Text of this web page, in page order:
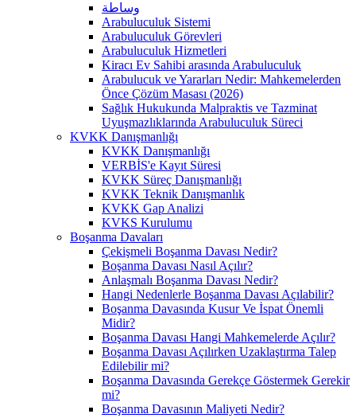
وساطة
Arabuluculuk Sistemi
Arabuluculuk Görevleri
Arabuluculuk Hizmetleri
Kiracı Ev Sahibi arasında Arabuluculuk
Arabulucuk ve Yararları Nedir: Mahkemelerden
Önce Çözüm Masası (2026)
Sağlık Hukukunda Malpraktis ve Tazminat
Uyuşmazlıklarında Arabuluculuk Süreci
KVKK Danışmanlığı
KVKK Danışmanlığı
VERBİS'e Kayıt Süresi
KVKK Süreç Danışmanlığı
KVKK Teknik Danışmanlık
KVKK Gap Analizi
KVKS Kurulumu
Boşanma Davaları
Çekişmeli Boşanma Davası Nedir?
Boşanma Davası Nasıl Açılır?
Anlaşmalı Boşanma Davası Nedir?
Hangi Nedenlerle Boşanma Davası Açılabilir?
Boşanma Davasında Kusur Ve İspat Önemli
Midir?
Boşanma Davası Hangi Mahkemelerde Açılır?
Boşanma Davası Açılırken Uzaklaştırma Talep
Edilebilir mi?
Boşanma Davasında Gerekçe Göstermek Gerekir
mi?
Boşanma Davasının Maliyeti Nedir?